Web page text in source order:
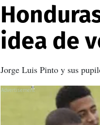
idea de
Jorge Luis Pinto y sus
X
X
X